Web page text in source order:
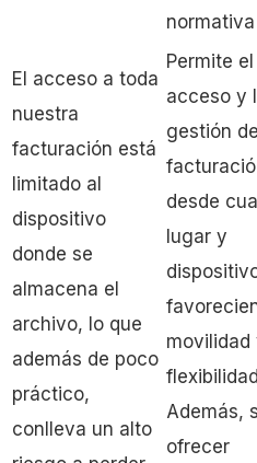
El acceso a toda
nuestra
facturación está
limitado al
dispositivo
donde se
almacena el
archivo, lo que
además de poco
práctico,
conlleva un alto
Permite el
acceso y
gestión
desde
lugar y
movilidad
Además,
ofrecer